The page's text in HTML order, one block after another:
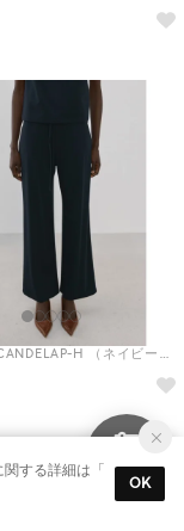
パンツ .-- CANDELAP-H （ネイビーブルー）
する詳細は「
OK